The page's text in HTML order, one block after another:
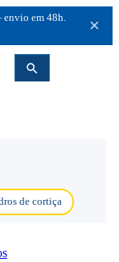
em 48h.
×
de cortiça